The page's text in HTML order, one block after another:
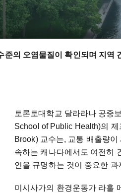
의 오염물질이 확인되며 지역
토론토대학교 달라라나 공중
School of Public Health)의 제
Brook) 교수는, 교통 배출량이
속하는 캐나다에서도 여전히
인을 규명하는 것이 중요한 과
미시사가의 환경운동가 라훌